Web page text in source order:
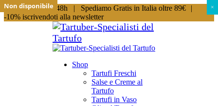
Spedizioni in 24/48h | Spediamo Gratis in Italia oltre 89€
|
-10% iscrivendoti alla newsletter
Shop
Tartufi Freschi
Salse e Creme al
Tartufo
Tartufi in Vaso
Non disponibile
Non disponibile
Non disponibile
Non disponibile
Non disponibile
Non disponibile
Non disponibile
Non disponibile
Non disponibile
Non disponibile ×
×